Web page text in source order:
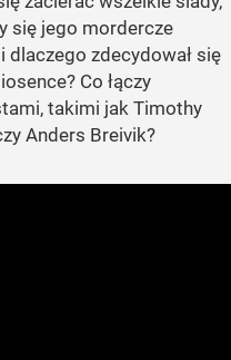
się jego mordercze
dlaczego zdecydował się
Co łączy
takimi jak Timothy
Anders Breivik?